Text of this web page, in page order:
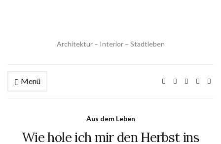
Architektur – Interior – Stadtleben
Menü
Aus dem Leben
Wie hole ich mir den Herbst ins